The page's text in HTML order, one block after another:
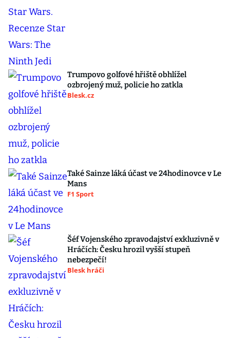
Trumpovo golfové hřiště obhlížel
ozbrojený muž, policie ho zatkla
Blesk.cz
Také Sainze láká účast ve 24hodinovce v Le
Mans
F1 Sport
Šéf Vojenského zpravodajství exkluzivně v
Hráčích: Česku hrozil vyšší stupeň
nebezpečí!
Blesk hráči